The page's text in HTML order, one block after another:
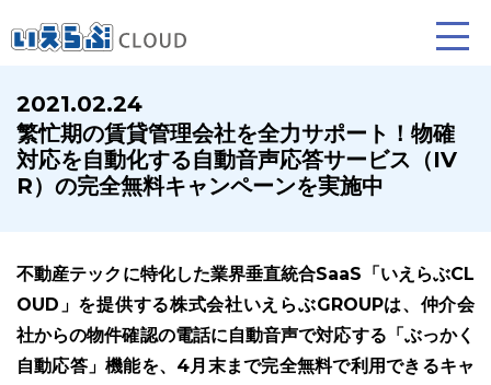
賃貸仲介
業務向け機能
売買仲介
業務向け機能
賃貸管理
業務向け機能
2021.02.24
繁忙期の賃貸管理会社を全力サポート！物確
対応を自動化する自動音声応答サービス（IV
R）の完全無料キャンペーンを実施中
不動産テックに特化した業界垂直統合SaaS「いえらぶCL
OUD」を提供する株式会社いえらぶGROUPは、仲介会
社からの物件確認の電話に自動音声で対応する「ぶっかく
自動応答」機能を、4月末まで完全無料で利用できるキャ